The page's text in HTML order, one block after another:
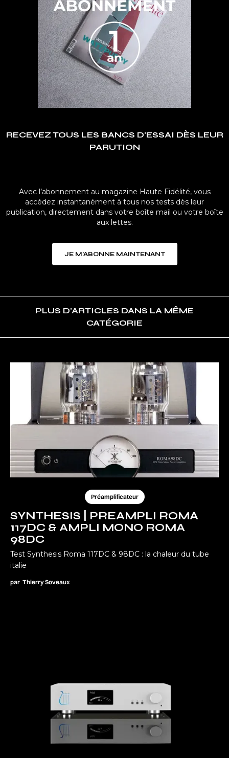
RECEVEZ TOUS LES BANCS D'ESSAI DÈS LEUR
PARUTION
Avec l’abonnement au magazine Haute Fidélité, vous
accédez instantanément à tous nos tests dès leur
publication, directement dans votre boîte mail ou votre boîte
aux lettes.
JE M’ABONNE MAINTENANT
PLUS D'ARTICLES DANS LA MÊME
CATÉGORIE
Préamplificateur
SYNTHESIS | PREAMPLI ROMA
117DC & AMPLI MONO ROMA
98DC
Test Synthesis Roma 117DC & 98DC : la chaleur du tube
italie
par Thierry Soveaux